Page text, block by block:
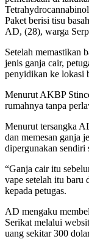
Paket berisi tisu
AD, (28), warga
Setelah memastikan
jenis ganja cair,
penyidikan ke lokasi
Menurut AKBP
rumahnya tanpa
Menurut tersangka
dan memesan ganja
dipergunakan sendiri
“Ganja cair itu
vape setelah itu baru
kepada petugas.
AD mengaku
Serikat melalui
uang sekitar 300